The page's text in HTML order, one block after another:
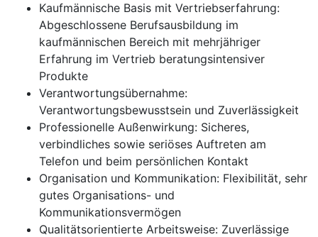
Kaufmännische Basis mit Vertriebserfahrung:
Abgeschlossene Berufsausbildung im
kaufmännischen Bereich mit mehrjähriger
Erfahrung im Vertrieb beratungsintensiver
Produkte
Verantwortungsübernahme:
Verantwortungsbewusstsein und Zuverlässigkeit
Professionelle Außenwirkung: Sicheres,
verbindliches sowie seriöses Auftreten am
Telefon und beim persönlichen Kontakt
Organisation und Kommunikation: Flexibilität, sehr
gutes Organisations- und
Kommunikationsvermögen
Qualitätsorientierte Arbeitsweise: Zuverlässige